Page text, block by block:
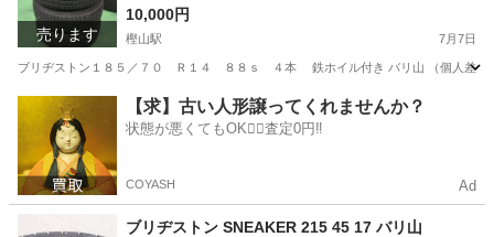
売ります
10,000円
樫山駅 7月7日
ブリヂストン１８５／７０ Ｒ１４ ８８ｓ ４本 鉄ホイル付き バリ山 （個人差
樫山駅 タイヤ、ホイール 大阪 豊中市
蛍池駅
【求】古い人形譲ってくれませんか？
状態が悪くてもOK🙆‍♀️査定0円‼️
COYASH Ad
ブリヂストン SNEAKER 215 45 17 バリ山